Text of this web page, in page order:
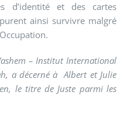
d’identité et des cartes
ainsi survivre malgré
– Institut International
a décerné à Albert et Julie
le titre de Juste parmi les